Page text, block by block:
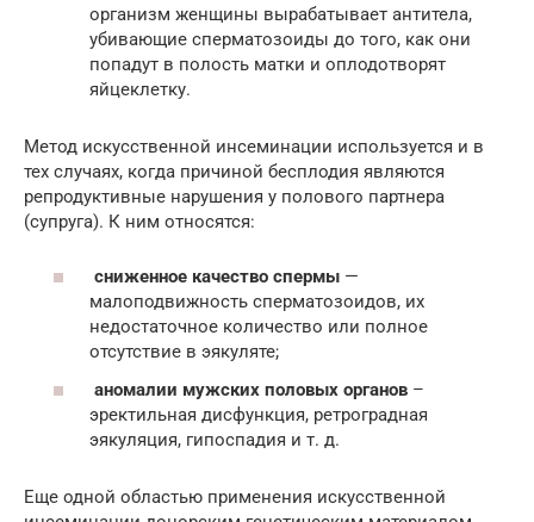
организм женщины вырабатывает антитела,
убивающие сперматозоиды до того, как они
попадут в полость матки и оплодотворят
яйцеклетку.
Метод искусственной инсеминации используется и в
тех случаях, когда причиной бесплодия являются
репродуктивные нарушения у полового партнера
(супруга). К ним относятся:
сниженное качество спермы —
малоподвижность сперматозоидов, их
недостаточное количество или полное
отсутствие в эякуляте;
аномалии мужских половых органов –
эректильная дисфункция, ретроградная
эякуляция, гипоспадия и т. д.
Еще одной областью применения искусственной